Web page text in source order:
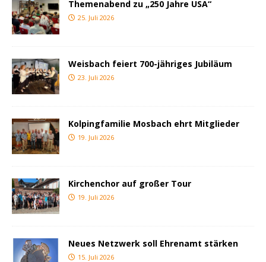
Themenabend zu „250 Jahre USA“
25. Juli 2026
Weisbach feiert 700-jähriges Jubiläum
23. Juli 2026
Kolpingfamilie Mosbach ehrt Mitglieder
19. Juli 2026
Kirchenchor auf großer Tour
19. Juli 2026
Neues Netzwerk soll Ehrenamt stärken
15. Juli 2026